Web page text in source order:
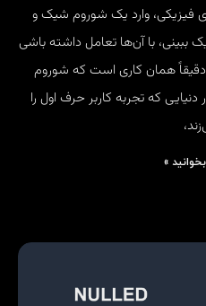
فیزیکی، وارد یک شوروم شیک و
با آن‌ها تعامل داشته باشی
همان کاری است که شوروم
که تجربه کاربر حرف اول را
»